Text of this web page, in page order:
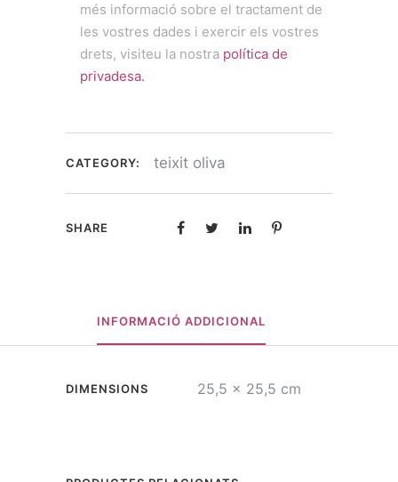
més informació sobre el tractament de
les vostres dades i exercir els vostres
drets, visiteu la nostra política de
privadesa.
CATEGORY: teixit oliva
SHARE
INFORMACIÓ ADDICIONAL
DIMENSIONS 25,5 × 25,5 cm